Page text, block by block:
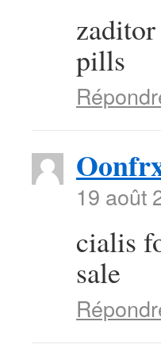
pills
19 août
cialis
sale